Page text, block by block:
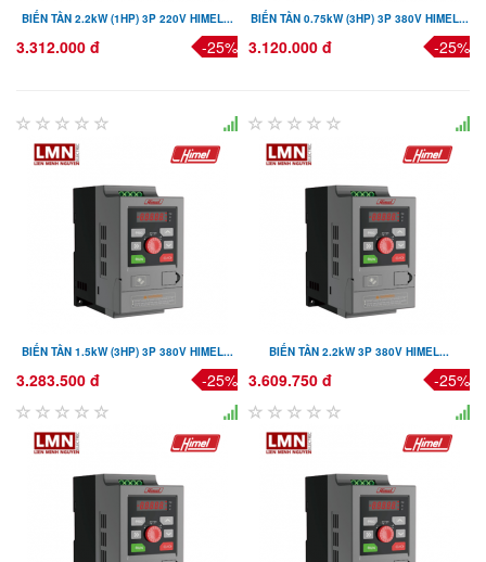
BIẾN TẦN 2.2kW (1HP) 3P 220V HIMEL...
3.312.000 đ -25%
BIẾN TẦN 0.75kW (3HP) 3P 380V HIMEL...
3.120.000 đ -25%
BIẾN TẦN 1.5kW (3HP) 3P 380V HIMEL...
3.283.500 đ -25%
BIẾN TẦN 2.2kW 3P 380V HIMEL...
3.609.750 đ -25%